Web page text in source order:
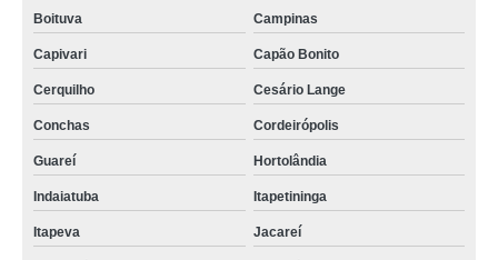
Boituva Campinas
Capivari Capão Bonito
Cerquilho Cesário Lange
Conchas Cordeirópolis
Guareí Hortolândia
Indaiatuba Itapetininga
Itapeva Jacareí